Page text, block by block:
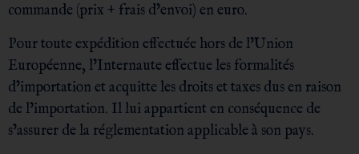
commande (prix + frais d’envoi) en euro.
Pour toute expédition effectuée hors de l’Union
Européenne, l’Internaute effectue les formalités
d’importation et acquitte les droits et taxes dus en raison
de l’importation. Il lui appartient en conséquence de
s’assurer de la réglementation applicable à son pays.